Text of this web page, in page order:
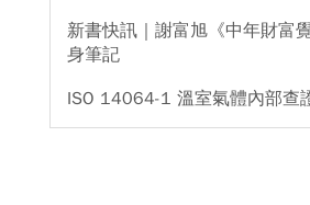
新書快訊｜謝富旭《中年財富
身筆記
ISO 14064-1 溫室氣體內部查